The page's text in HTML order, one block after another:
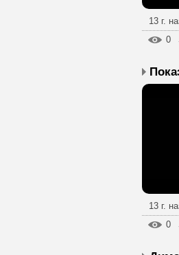
13 г.
0
13 г.
0